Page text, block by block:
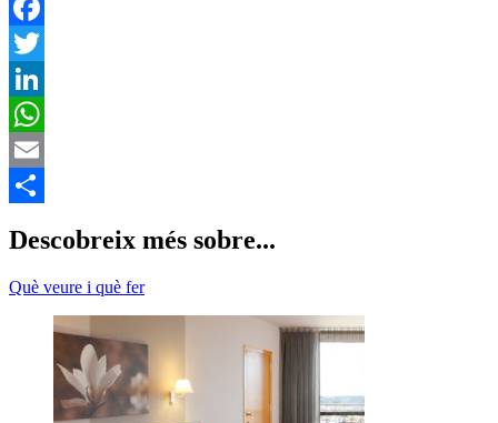
Descobreix més sobre...
Què veure i què fer